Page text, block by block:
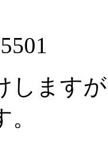
します